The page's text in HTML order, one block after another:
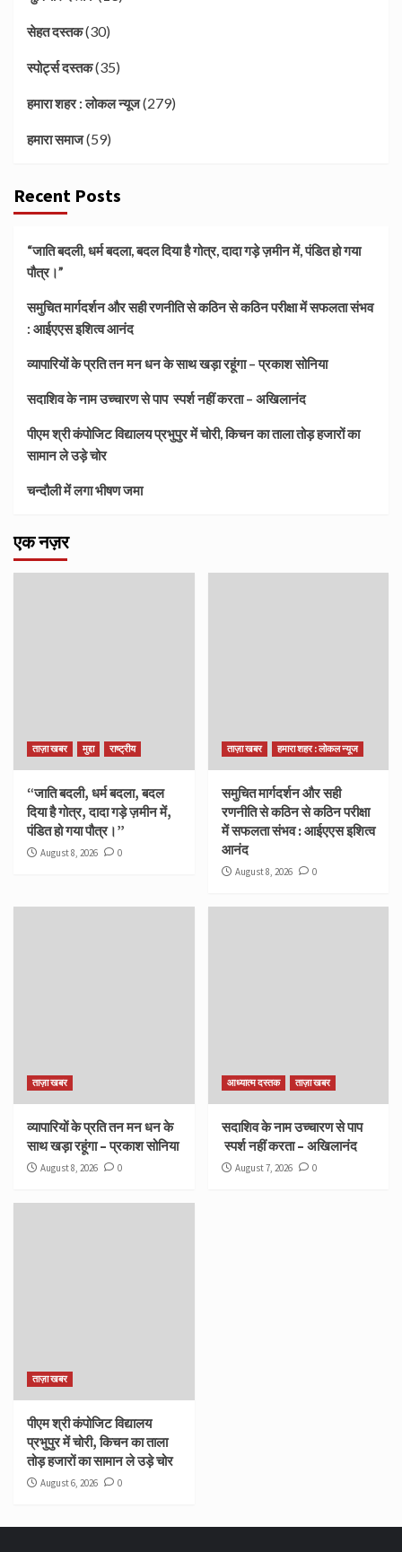
सेहत दस्तक(30)
स्पोर्ट्स दस्तक(35)
हमारा शहर : लोकल न्यूज(279)
हमारा समाज(59)
Recent Posts
“जाति बदली, धर्म बदला, बदल दिया है गोत्र, दादा गड़े ज़मीन में, पंडित हो गया
पौत्र।”
समुचित मार्गदर्शन और सही रणनीति से कठिन से कठिन परीक्षा में सफलता संभव
: आईएएस इशित्व आनंद
व्यापारियों के प्रति तन मन धन के साथ खड़ा रहूंगा – प्रकाश सोनिया
सदाशिव के नाम उच्चारण से पाप स्पर्श नहीं करता – अखिलानंद
पीएम श्री कंपोजिट विद्यालय प्रभुपुर में चोरी, किचन का ताला तोड़ हजारों का
सामान ले उड़े चोर
चन्दौली में लगा भीषण जमा
एक नज़र
ताज़ा खबर मुद्दा राष्ट्रीय
“जाति बदली, धर्म बदला, बदल
दिया है गोत्र, दादा गड़े ज़मीन में,
पंडित हो गया पौत्र।”
August 8, 2026 0
ताज़ा खबर हमारा शहर : लोकल न्यूज
समुचित मार्गदर्शन और सही
रणनीति से कठिन से कठिन परीक्षा
में सफलता संभव : आईएएस इशित्व
आनंद
August 8, 2026 0
ताज़ा खबर
व्यापारियों के प्रति तन मन धन के
साथ खड़ा रहूंगा – प्रकाश सोनिया
August 8, 2026 0
आध्यात्म दस्तक ताज़ा खबर
सदाशिव के नाम उच्चारण से पाप
स्पर्श नहीं करता – अखिलानंद
August 7, 2026 0
ताज़ा खबर
पीएम श्री कंपोजिट विद्यालय
प्रभुपुर में चोरी, किचन का ताला
तोड़ हजारों का सामान ले उड़े चोर
August 6, 2026 0